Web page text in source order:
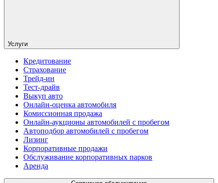
Услуги
Кредитование
Страхование
Трейд-ин
Тест-драйв
Выкуп авто
Онлайн-оценка автомобиля
Комиссионная продажа
Онлайн-аукционы автомобилей с пробегом
Автоподбор автомобилей с пробегом
Лизинг
Корпоративные продажи
Обслуживание корпоративных парков
Аренда